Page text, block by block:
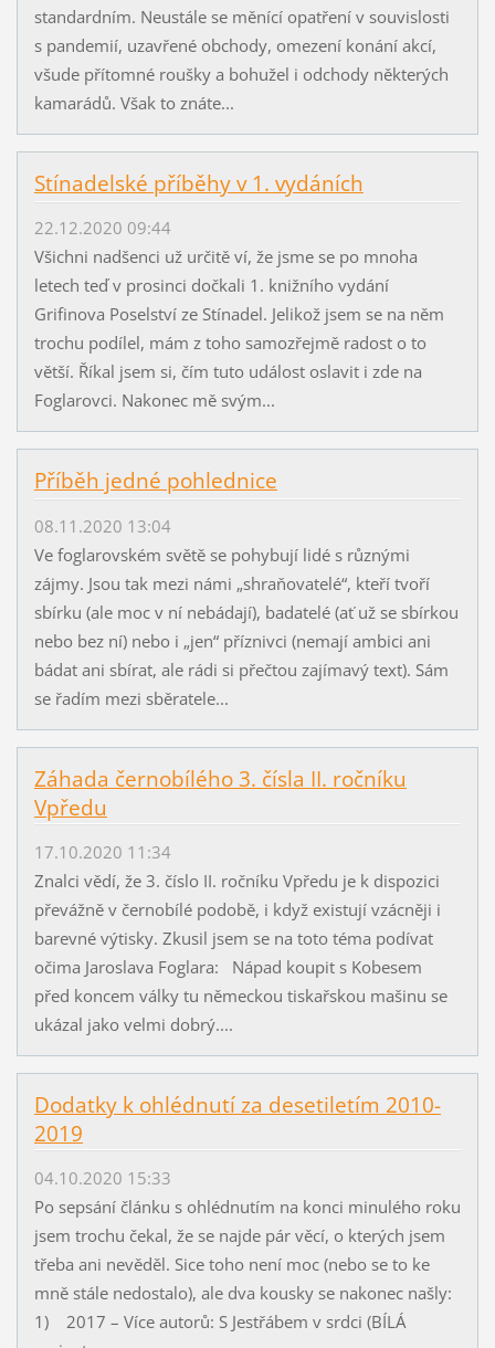
standardním. Neustále se měnící opatření v souvislosti
s pandemií, uzavřené obchody, omezení konání akcí,
všude přítomné roušky a bohužel i odchody některých
kamarádů. Však to znáte...
Stínadelské příběhy v 1. vydáních
22.12.2020 09:44
Všichni nadšenci už určitě ví, že jsme se po mnoha
letech teď v prosinci dočkali 1. knižního vydání
Grifinova Poselství ze Stínadel. Jelikož jsem se na něm
trochu podílel, mám z toho samozřejmě radost o to
větší. Říkal jsem si, čím tuto událost oslavit i zde na
Foglarovci. Nakonec mě svým...
Příběh jedné pohlednice
08.11.2020 13:04
Ve foglarovském světě se pohybují lidé s různými
zájmy. Jsou tak mezi námi „shraňovatelé“, kteří tvoří
sbírku (ale moc v ní nebádají), badatelé (ať už se sbírkou
nebo bez ní) nebo i „jen“ příznivci (nemají ambici ani
bádat ani sbírat, ale rádi si přečtou zajímavý text). Sám
se řadím mezi sběratele...
Záhada černobílého 3. čísla II. ročníku
Vpředu
17.10.2020 11:34
Znalci vědí, že 3. číslo II. ročníku Vpředu je k dispozici
převážně v černobílé podobě, i když existují vzácněji i
barevné výtisky. Zkusil jsem se na toto téma podívat
očima Jaroslava Foglara: Nápad koupit s Kobesem
před koncem války tu německou tiskařskou mašinu se
ukázal jako velmi dobrý....
Dodatky k ohlédnutí za desetiletím 2010-
2019
04.10.2020 15:33
Po sepsání článku s ohlédnutím na konci minulého roku
jsem trochu čekal, že se najde pár věcí, o kterých jsem
třeba ani nevěděl. Sice toho není moc (nebo se to ke
mně stále nedostalo), ale dva kousky se nakonec našly:
1) 2017 – Více autorů: S Jestřábem v srdci (BÍLÁ